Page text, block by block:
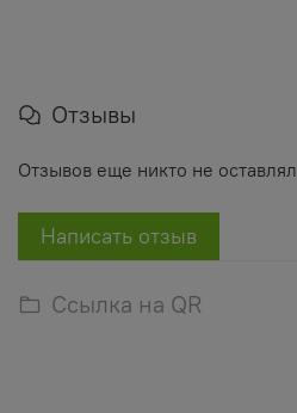
Отзывы
Отзывов еще никто не оставлял
Написать отзыв
Ссылка на QR